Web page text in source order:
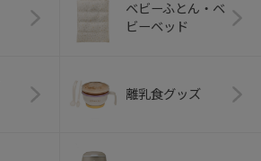
ベビーふとん・ベ
ビーベッド
離乳食グッズ